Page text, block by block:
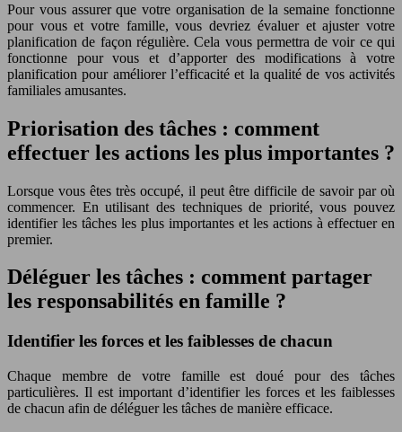
Pour vous assurer que votre organisation de la semaine fonctionne
pour vous et votre famille, vous devriez évaluer et ajuster votre
planification de façon régulière. Cela vous permettra de voir ce qui
fonctionne pour vous et d’apporter des modifications à votre
planification pour améliorer l’efficacité et la qualité de vos activités
familiales amusantes.
Priorisation des tâches : comment
effectuer les actions les plus importantes ?
Lorsque vous êtes très occupé, il peut être difficile de savoir par où
commencer. En utilisant des techniques de priorité, vous pouvez
identifier les tâches les plus importantes et les actions à effectuer en
premier.
Déléguer les tâches : comment partager
les responsabilités en famille ?
Identifier les forces et les faiblesses de chacun
Chaque membre de votre famille est doué pour des tâches
particulières. Il est important d’identifier les forces et les faiblesses
de chacun afin de déléguer les tâches de manière efficace.